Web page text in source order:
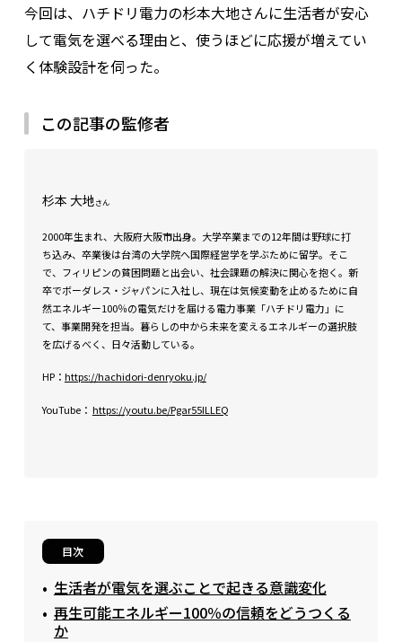
今回は、ハチドリ電力の杉本大地さんに生活者が安心
して電気を選べる理由と、使うほどに応援が増えてい
く体験設計を伺った。
この記事の監修者
杉本 大地さん
2000年生まれ、大阪府大阪市出身。大学卒業までの12年間は野球に打
ち込み、卒業後は台湾の大学院へ国際経営学を学ぶために留学。そこ
で、フィリピンの貧困問題と出会い、社会課題の解決に関心を抱く。新
卒でボーダレス・ジャパンに入社し、現在は気候変動を止めるために自
然エネルギー100％の電気だけを届ける電力事業「ハチドリ電力」に
て、事業開発を担当。暮らしの中から未来を変えるエネルギーの選択肢
を広げるべく、日々活動している。
HP： https://hachidori-denryoku.jp/
YouTube： https://youtu.be/Pgar55ILLEQ
目次
生活者が電気を選ぶことで起きる意識変化
再生可能エネルギー100％の信頼をどうつくる
か